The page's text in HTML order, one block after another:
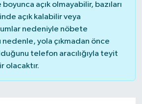
açık olmayabilir, bazıları
açık kalabilir veya
nedeniyle nöbete
yola çıkmadan önce
telefon aracılığıyla teyit
olacaktır.